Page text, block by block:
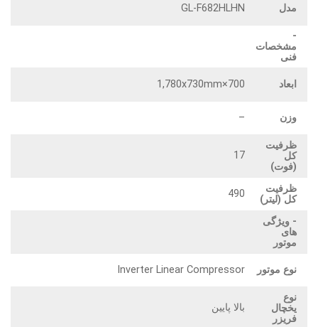
مدل GL-F682HLHN
-
مشخصات
فنی
ابعاد 700×1,780x730mm
وزن –
ظرفیت
کل
(فوت)
17
ظرفیت
کل (لیتر)
490
- ویژگی
های
موتور
نوع موتور Inverter Linear Compressor
نوع
یخچال
فریزر
بالا پایین